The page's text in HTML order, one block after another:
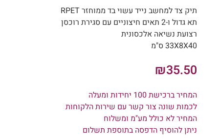
תיק צד למחשב נייד עשוי בד ממוחזר RPET
תא גדול ו-2 תאים חיצוניים עם סגירת רוכסן
רצועת נשיאה אלכסונית
33X8X40 ס"מ
₪35.50
המחיר ברכישת 100 יחידות ומעלה
לכמות שונה צור קשר עם שירות הלקוחות
המחיר לא כולל מע"מ ומשלוח
ניתן להוסיף הדפסה בתוספת תשלום